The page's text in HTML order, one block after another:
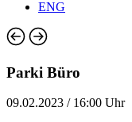
ENG
Parki Büro
09.02.2023 / 16:00 Uhr